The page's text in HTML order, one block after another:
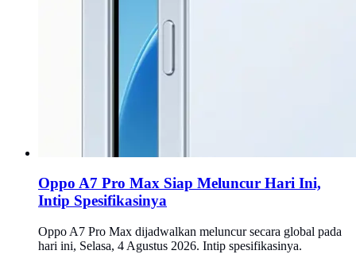
Oppo A7 Pro Max Siap Meluncur Hari Ini,
Intip Spesifikasinya
Oppo A7 Pro Max dijadwalkan meluncur secara global pada
hari ini, Selasa, 4 Agustus 2026. Intip spesifikasinya.